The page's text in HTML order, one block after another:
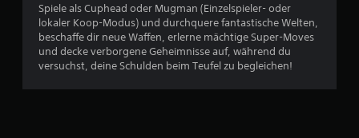
e
r
t
Spiele als Cuphead oder Mugman (Einzelspieler- oder
lokaler Koop-Modus) und durchquere fantastische Welten,
beschaffe dir neue Waffen, erlerne mächtige Super-Moves
und decke verborgene Geheimnisse auf, während du
versuchst, deine Schulden beim Teufel zu begleichen!